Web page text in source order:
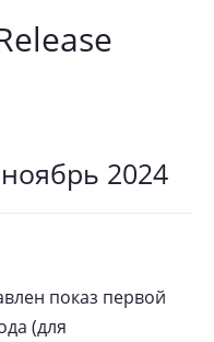
2024
показ первой
(для